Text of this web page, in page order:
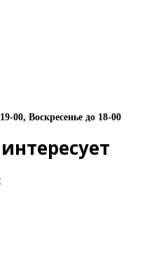
00, Воскресенье до 18-00